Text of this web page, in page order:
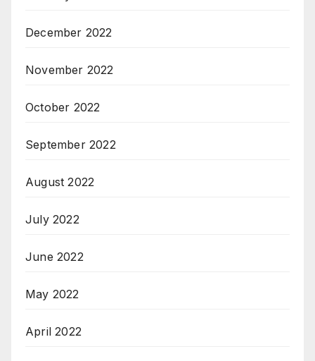
December 2022
November 2022
October 2022
September 2022
August 2022
July 2022
June 2022
May 2022
April 2022